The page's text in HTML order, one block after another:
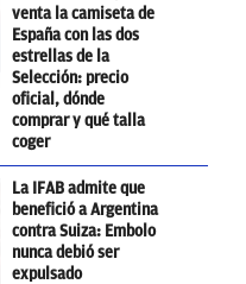
venta la camiseta de
España con las dos
estrellas de la
Selección: precio
oficial, dónde
comprar y qué talla
coger
La IFAB admite que
benefició a Argentina
contra Suiza: Embolo
nunca debió ser
expulsado